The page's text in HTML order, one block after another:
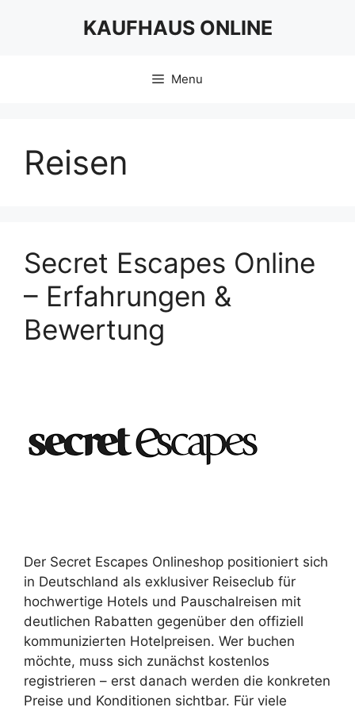
KAUFHAUS ONLINE
Menu
Reisen
Secret Escapes Online
– Erfahrungen &
Bewertung
Der Secret Escapes Onlineshop positioniert sich
in Deutschland als exklusiver Reiseclub für
hochwertige Hotels und Pauschalreisen mit
deutlichen Rabatten gegenüber den offiziell
kommunizierten Hotelpreisen. Wer buchen
möchte, muss sich zunächst kostenlos
registrieren – erst danach werden die konkreten
Preise und Konditionen sichtbar. Für viele